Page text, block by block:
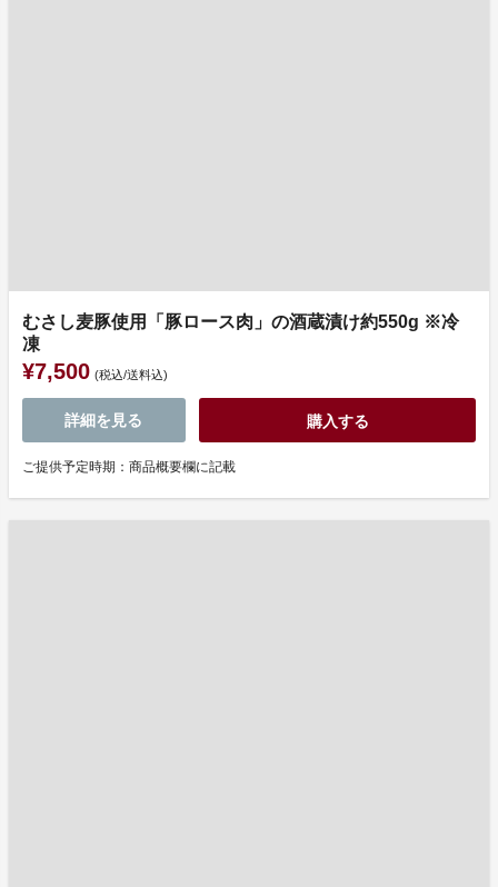
むさし麦豚使用「豚ロース肉」の酒蔵漬け約550g ※冷
凍
¥7,500 (税込/送料込)
詳細を見る 購入する
ご提供予定時期：商品概要欄に記載